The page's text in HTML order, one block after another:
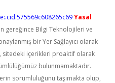
Yasal
gereğince Bilgi Teknolojileri ve
bir Yer Sağlayıcı olarak
sitedeki içerikleri proaktif olarak
bulunmamaktadır.
sorumluluğunu taşımakta olup,